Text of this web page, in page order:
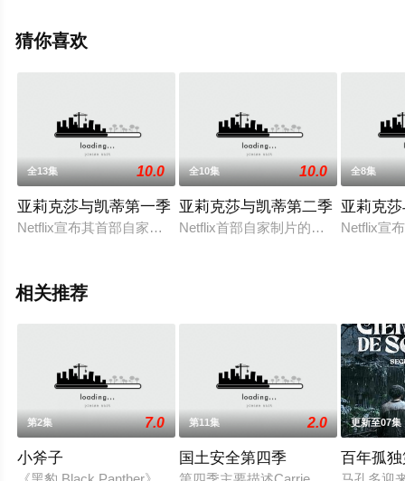
天堂电影网，更多相关信息可移步至豆瓣电视剧、电视猫
猜你喜欢
全13集 10.0
亚莉克莎与凯蒂第一季
Netflix宣布其首部自家制片的多镜头新喜剧﹑以青少年为目标的
全10集 10.0
亚莉克莎与凯蒂第二季
Netflix首部自家制片的多镜头新喜剧
全8集
亚莉克
Netflix宣
相关推荐
第2集 7.0
小斧子
第11集 2.0
国土安全第四季
更新至07集
百年孤